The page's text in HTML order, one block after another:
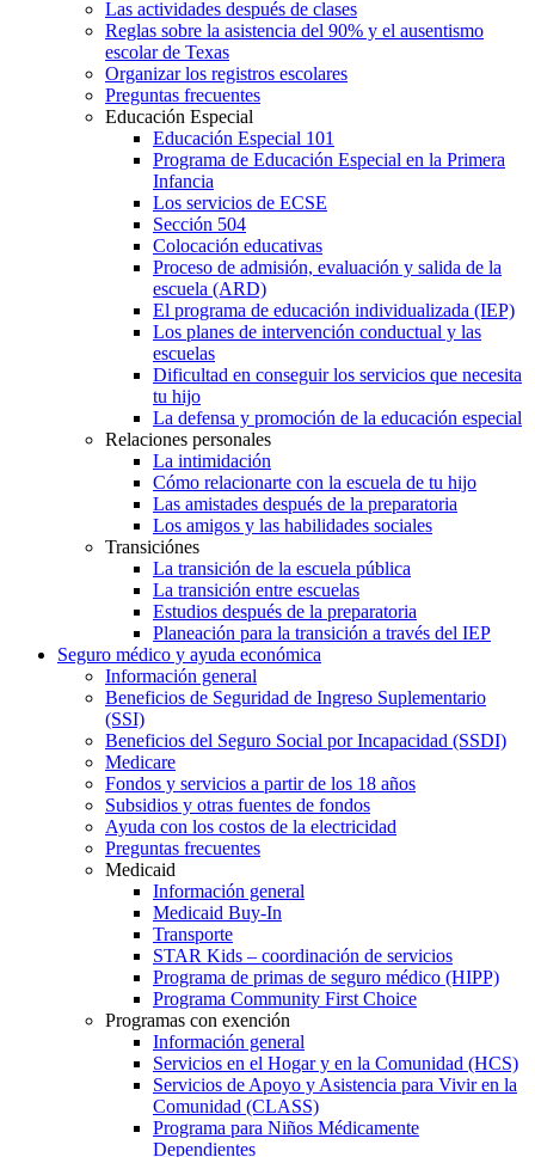
Las actividades después de clases
Reglas sobre la asistencia del 90% y el ausentismo
escolar de Texas
Organizar los registros escolares
Preguntas frecuentes
Educación Especial
Educación Especial 101
Programa de Educación Especial en la Primera
Infancia
Los servicios de ECSE
Sección 504
Colocación educativas
Proceso de admisión, evaluación y salida de la
escuela (ARD)
El programa de educación individualizada (IEP)
Los planes de intervención conductual y las
escuelas
Dificultad en conseguir los servicios que necesita
tu hijo
La defensa y promoción de la educación especial
Relaciones personales
La intimidación
Cómo relacionarte con la escuela de tu hijo
Las amistades después de la preparatoria
Los amigos y las habilidades sociales
Transiciónes
La transición de la escuela pública
La transición entre escuelas
Estudios después de la preparatoria
Planeación para la transición a través del IEP
Seguro médico y ayuda económica
Información general
Beneficios de Seguridad de Ingreso Suplementario
(SSI)
Beneficios del Seguro Social por Incapacidad (SSDI)
Medicare
Fondos y servicios a partir de los 18 años
Subsidios y otras fuentes de fondos
Ayuda con los costos de la electricidad
Preguntas frecuentes
Medicaid
Información general
Medicaid Buy-In
Transporte
STAR Kids – coordinación de servicios
Programa de primas de seguro médico (HIPP)
Programa Community First Choice
Programas con exención
Información general
Servicios en el Hogar y en la Comunidad (HCS)
Servicios de Apoyo y Asistencia para Vivir en la
Comunidad (CLASS)
Programa para Niños Médicamente
Dependientes